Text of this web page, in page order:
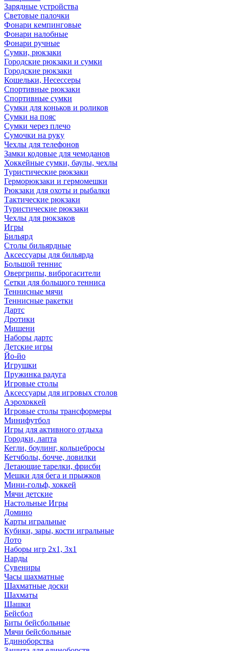
Зарядные устройства
Световые палочки
Фонари кемпинговые
Фонари налобные
Фонари ручные
Сумки, рюкзаки
Городские рюкзаки и сумки
Городские рюкзаки
Кошельки, Несессеры
Спортивные рюкзаки
Спортивные сумки
Сумки для коньков и роликов
Сумки на пояс
Сумки через плечо
Сумочки на руку
Чехлы для телефонов
Замки кодовые для чемоданов
Хоккейные сумки, баулы, чехлы
Туристические рюкзаки
Герморюкзаки и гермомешки
Рюкзаки для охоты и рыбалки
Тактические рюкзаки
Туристические рюкзаки
Чехлы для рюкзаков
Игры
Бильярд
Столы бильярдные
Аксессуары для бильярда
Большой теннис
Овергрипы, виброгасители
Сетки для большого тенниса
Теннисные мячи
Теннисные ракетки
Дартс
Дротики
Мишени
Наборы дартс
Детские игры
Йо-йо
Игрушки
Пружинка радуга
Игровые столы
Аксессуары для игровых столов
Аэрохоккей
Игровые столы трансформеры
Минифутбол
Игры для активного отдыха
Городки, лапта
Кегли, боулинг, кольцебросы
Кетчболы, бочче, ловилки
Летающие тарелки, фрисби
Мешки для бега и прыжков
Мини-гольф, хоккей
Мячи детские
Настольные Игры
Домино
Карты игральные
Кубики, зары, кости игральные
Лото
Наборы игр 2х1, 3х1
Нарды
Сувениры
Часы шахматные
Шахматные доски
Шахматы
Шашки
Бейсбол
Биты бейсбольные
Мячи бейсбольные
Единоборства